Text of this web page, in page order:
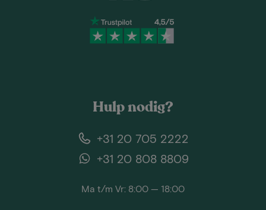
Hulp nodig?
+31 20 705 2222
+31 20 808 8809
Ma t/m Vr: 8:00 — 18:00